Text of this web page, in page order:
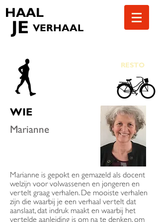
HAAL
JE VERHAAL
RESTO
WIE
Marianne
Marianne is gepokt en gemazeld als docent
welzijn voor volwassenen en jongeren en
vertelt graag verhalen. De mooiste verhalen
zijn die waarbij je een verhaal vertelt dat
aanslaat, dat indruk maakt en waarbij het
vertelde aanleiding is om na te denken, om